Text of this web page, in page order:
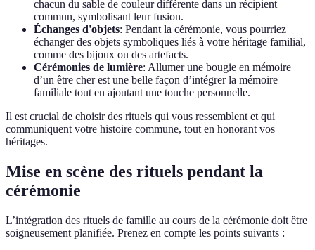
chacun du sable de couleur différente dans un récipient
commun, symbolisant leur fusion.
Échanges d'objets: Pendant la cérémonie, vous pourriez
échanger des objets symboliques liés à votre héritage familial,
comme des bijoux ou des artefacts.
Cérémonies de lumière: Allumer une bougie en mémoire
d’un être cher est une belle façon d’intégrer la mémoire
familiale tout en ajoutant une touche personnelle.
Il est crucial de choisir des rituels qui vous ressemblent et qui
communiquent votre histoire commune, tout en honorant vos
héritages.
Mise en scène des rituels pendant la
cérémonie
L’intégration des rituels de famille au cours de la cérémonie doit être
soigneusement planifiée. Prenez en compte les points suivants :